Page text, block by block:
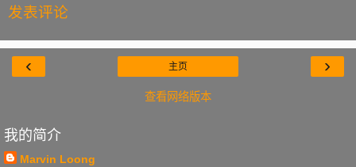
发表评论
‹ ›
主页
查看网络版本
我的简介
Marvin Loong